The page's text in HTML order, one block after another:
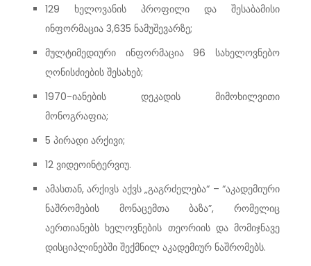
129 ხელოვანის პროფილი და შესაბამისი
ინფორმაცია 3,635 ნამუშევარზე;
მულტიმედიური ინფორმაცია 96 სახელოვნებო
ღონისძიების შესახებ;
1970-იანების დეკადის მიმოხილვითი
მონოგრაფია;
5 პირადი არქივი;
12 ვიდეოინტერვიუ.
ამასთან, არქივს აქვს „გაგრძელება“ – “აკადემიური
ნაშრომების მონაცემთა ბაზა”, რომელიც
აერთიანებს ხელოვნების თეორიის და მომიჯნავე
დისციპლინებში შექმნილ აკადემიურ ნაშრომებს.